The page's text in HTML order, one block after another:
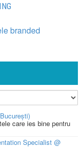
branded
care ies bine pentru
Specialist @